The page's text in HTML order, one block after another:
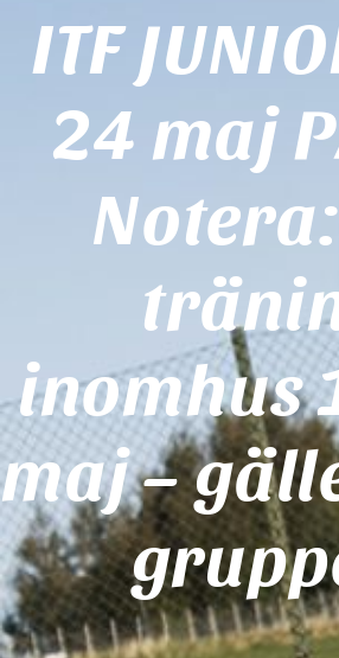
ITF
24 maj
inomhus
maj –